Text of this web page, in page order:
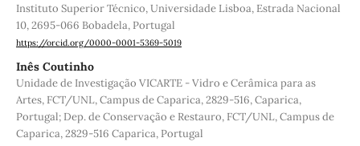
Instituto Superior Técnico, Universidade Lisboa, Estrada Nacional
10, 2695-066 Bobadela, Portugal
https://orcid.org/0000-0001-5369-5019
Inês Coutinho
Unidade de Investigação VICARTE - Vidro e Cerâmica para as
Artes, FCT/UNL, Campus de Caparica, 2829-516, Caparica,
Portugal; Dep. de Conservação e Restauro, FCT/UNL, Campus de
Caparica, 2829-516 Caparica, Portugal